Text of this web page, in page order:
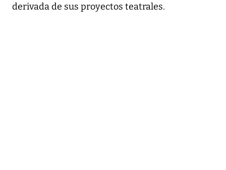
derivada de sus proyectos teatrales.